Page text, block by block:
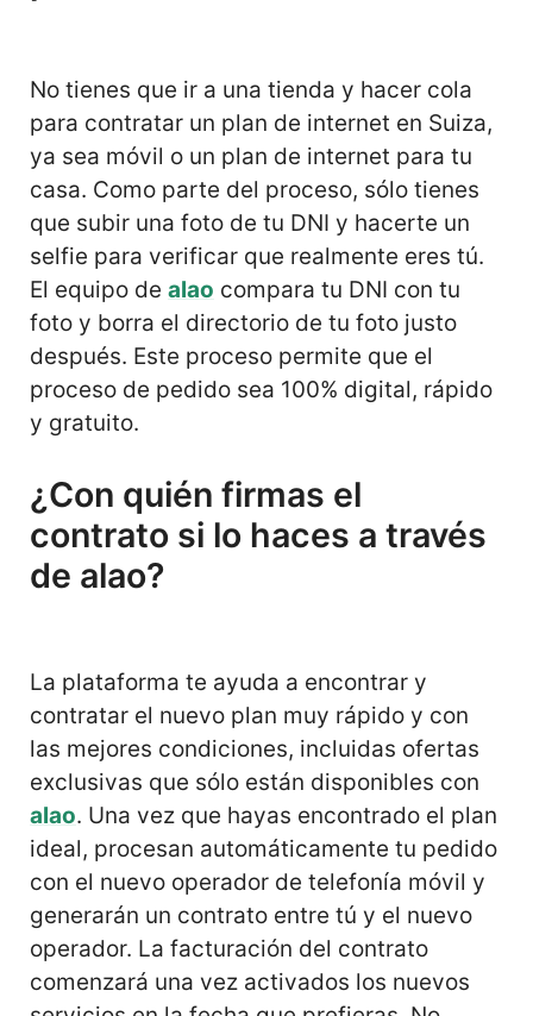
No tienes que ir a una tienda y hacer cola
para contratar un plan de internet en Suiza,
ya sea móvil o un plan de internet para tu
casa. Como parte del proceso, sólo tienes
que subir una foto de tu DNI y hacerte un
selfie para verificar que realmente eres tú.
El equipo de alao compara tu DNI con tu
foto y borra el directorio de tu foto justo
después. Este proceso permite que el
proceso de pedido sea 100% digital, rápido
y gratuito.
¿Con quién firmas el
contrato si lo haces a través
de alao?
La plataforma te ayuda a encontrar y
contratar el nuevo plan muy rápido y con
las mejores condiciones, incluidas ofertas
exclusivas que sólo están disponibles con
alao. Una vez que hayas encontrado el plan
ideal, procesan automáticamente tu pedido
con el nuevo operador de telefonía móvil y
generarán un contrato entre tú y el nuevo
operador. La facturación del contrato
comenzará una vez activados los nuevos